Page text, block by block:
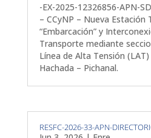
-EX-2025-12326856-APN-
– CCyNP – Nueva Estación
“Embarcación” y
Transporte mediante
Línea de Alta Tensión
Hachada – Pichanal.
RESFC-2026-33-APN-